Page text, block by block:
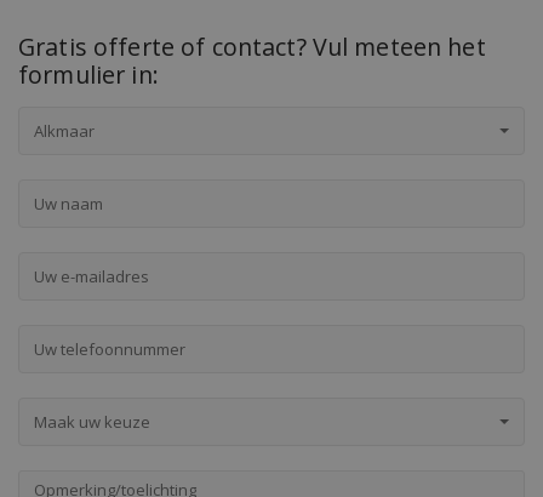
Gratis offerte of contact? Vul meteen het
formulier in:
Alkmaar
Maak uw keuze